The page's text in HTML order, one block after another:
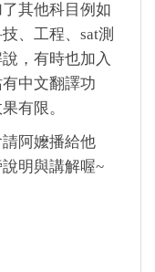
其他科目例如
、工程、sat測
，有時也加入
中文翻譯功
有限。
阿嬤播給他
明與講解喔~